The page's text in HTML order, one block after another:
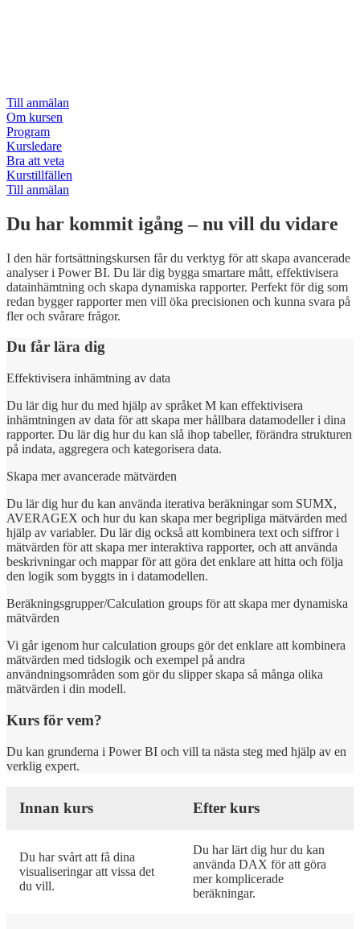
Till anmälan
Om kursen
Program
Kursledare
Bra att veta
Kurstillfällen
Till anmälan
Du har kommit igång – nu vill du vidare
I den här fortsättningskursen får du verktyg för att skapa avancerade
analyser i Power BI. Du lär dig bygga smartare mått, effektivisera
datainhämtning och skapa dynamiska rapporter. Perfekt för dig som
redan bygger rapporter men vill öka precisionen och kunna svara på
fler och svårare frågor.
Du får lära dig
Effektivisera inhämtning av data​
Du lär dig hur du med hjälp av språket M kan effektivisera
inhämtningen av data för att skapa mer hållbara datamodeller i dina
rapporter. Du lär dig hur du kan slå ihop tabeller, förändra strukturen
på indata, aggregera och kategorisera data.
Skapa mer avancerade mätvärden​
Du lär dig hur du kan använda iterativa beräkningar som SUMX,
AVERAGEX och hur du kan skapa mer begripliga mätvärden med
hjälp av variabler. Du lär dig också att kombinera text och siffror i
mätvärden för att skapa mer interaktiva rapporter, och att använda
beskrivningar och mappar för att göra det enklare att hitta och följa
den logik som byggts in i datamodellen.​
Beräkningsgrupper/Calculation groups för att skapa mer dynamiska
mätvärden​
Vi går igenom hur calculation groups gör det enklare att kombinera
mätvärden med tidslogik och exempel på andra
användningsområden som gör du slipper skapa så många olika
mätvärden i din modell.​
Kurs för vem?
Du kan grunderna i Power BI och vill ta nästa steg med hjälp av en
verklig expert.
Innan kurs Efter kurs
Du har svårt att få dina
visualiseringar att vissa det
du vill.
Du har lärt dig hur du kan
använda DAX för att göra
mer komplicerade
beräkningar.